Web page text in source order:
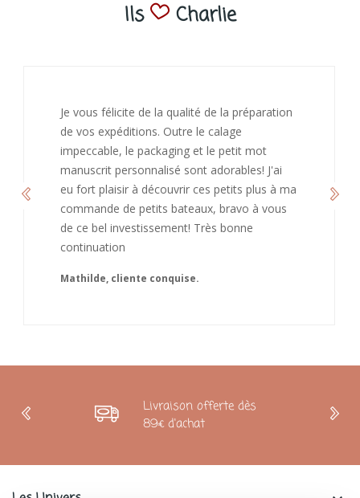
Ils Charlie
J’ai adoré ouvrir ce paquet votre message est
bienveillant et fait plaisir. Je ne manquerai pas
de recommandé chez vous. Bonne
continuation et merci à vous.
Caroline
Livraison offerte dès
89€ d'achat